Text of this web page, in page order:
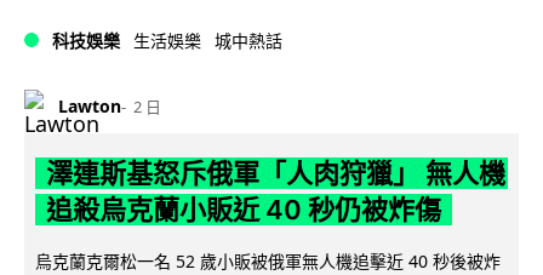
科技娛樂 生活娛樂 城中熱話
Lawton 2 日
澤連斯基怒斥俄軍「人肉狩獵」 無人機
追殺烏克蘭小販近 40 秒仍被炸傷
烏克蘭克爾松一名 52 歲小販被俄軍無人機追擊近 40 秒後被炸